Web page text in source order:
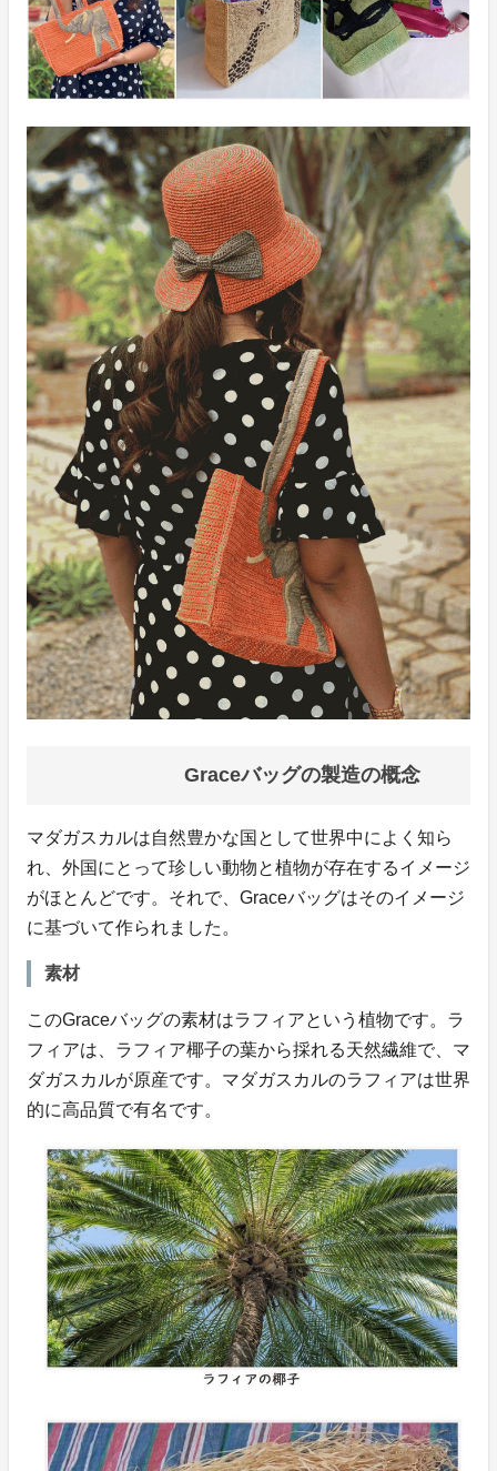
Graceバッグの製造の概念
マダガスカルは自然豊かな国として世界中によく知ら
れ、外国にとって珍しい動物と植物が存在するイメージ
がほとんどです。それで、Graceバッグはそのイメージ
に基づいて作られました。
素材
このGraceバッグの素材はラフィアという植物です。ラ
フィアは、ラフィア椰子の葉から採れる天然繊維で、マ
ダガスカルが原産です。マダガスカルのラフィアは世界
的に高品質で有名です。